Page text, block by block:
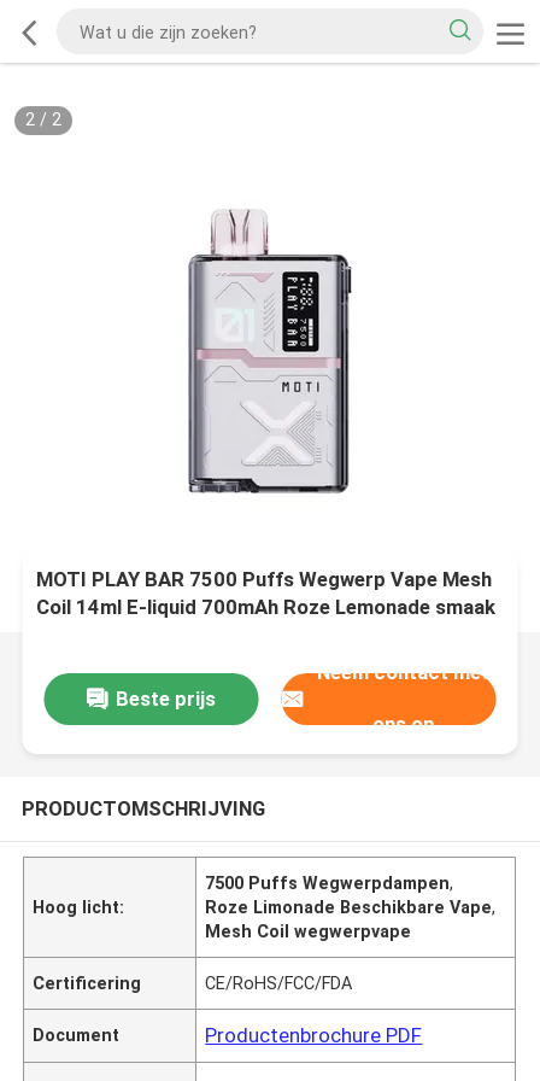
2/ 2
MOTI PLAY BAR 7500 Puffs Wegwerp Vape Mesh
Coil 14ml E-liquid 700mAh Roze Lemonade smaak
Beste prijs
Neem contact met
ons op
PRODUCTOMSCHRIJVING
Hoog licht:
7500 Puffs Wegwerpdampen,
Roze Limonade Beschikbare Vape,
Mesh Coil wegwerpvape
Certificering CE/RoHS/FCC/FDA
Document Productenbrochure PDF